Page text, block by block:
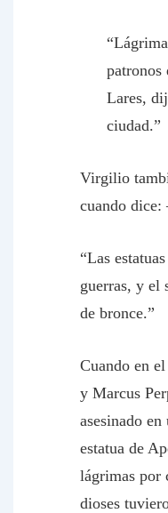
patronos
Lares,
ciudad.”
Virgilio
cuando dice:
“Las
guerras, y el
de bronce.”
Cuando en
y Marcus
asesinado
estatua de
lágrimas por
dioses